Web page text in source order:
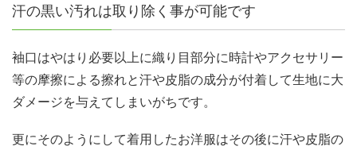
汗の黒い汚れは取り除く事が可能です
袖口はやはり必要以上に織り目部分に時計やアクセサリー
等の摩擦による擦れと汗や皮脂の成分が付着して生地に大
ダメージを与えてしまいがちです。
更にそのようにして着用したお洋服はその後に汗や皮脂の